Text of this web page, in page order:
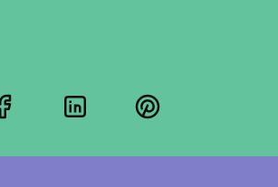
FacebookLinkedInPinterest